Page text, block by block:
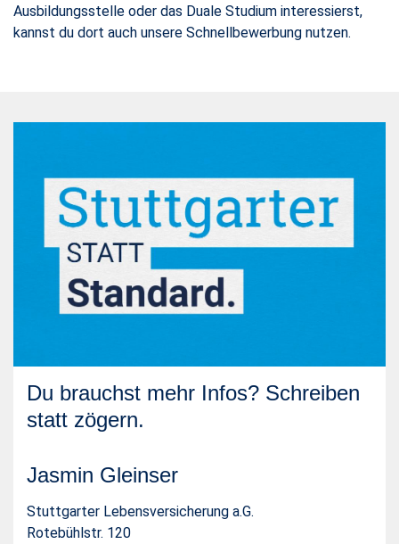
Ausbildungsstelle oder das Duale Studium interessierst,
kannst du dort auch unsere Schnellbewerbung nutzen.
Du brauchst mehr Infos? Schreiben
statt zögern.
Jasmin Gleinser
Stuttgarter Lebensversicherung a.G.
Rotebühlstr. 120